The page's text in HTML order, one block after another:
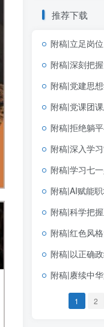
推荐下载
附稿|立足岗位当先锋做
附稿|深刻把握党建思
附稿|党建思想学习专
附稿|党课团课思
附稿|拒绝躺平与内卷实现共
附稿|深入学习“七一勋章”
附稿|学习七一勋章获得者先进事
附稿|AI赋能职场提升工作
附稿|科学把握正确政绩观中求
附稿|红色风格党课团课思
附稿|以正确政绩观引领电信服
附稿|赓续中华文脉守望民
1 2